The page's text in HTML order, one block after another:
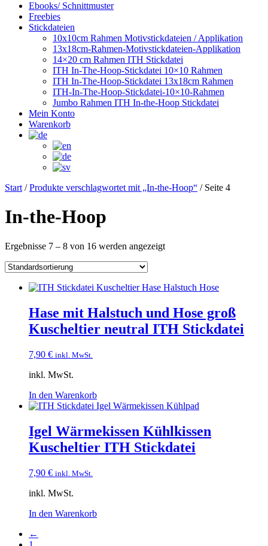
Ebooks/ Schnittmuster
Freebies
Stickdateien
10x10cm Rahmen Motivstickdateien / Applikation
13x18cm-Rahmen-Motivstickdateien-Applikation
14×20 cm Rahmen ITH Stickdatei
ITH In-The-Hoop-Stickdatei 10×10 Rahmen
ITH In-The-Hoop-Stickdatei 13x18cm Rahmen
ITH-In-The-Hoop-Stickdatei-10×10-Rahmen
Jumbo Rahmen ITH In-the-Hoop Stickdatei
Mein Konto
Warenkorb
Start /Produkte verschlagwortet mit „In-the-Hoop“ / Seite 4
In-the-Hoop
Ergebnisse 7 – 8 von 16 werden angezeigt
Hase mit Halstuch und Hose groß
Kuscheltier neutral ITH Stickdatei
7,90 € inkl. MwSt.
inkl. MwSt.
In den Warenkorb
Igel Wärmekissen Kühlkissen
Kuscheltier ITH Stickdatei
7,90 € inkl. MwSt.
inkl. MwSt.
In den Warenkorb
←